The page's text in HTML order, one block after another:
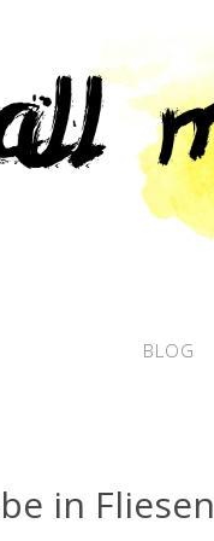
BLOG
in Fliesen